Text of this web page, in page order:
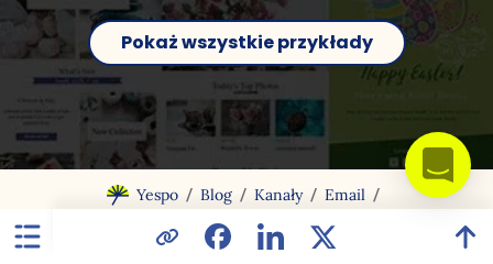
Pokaż wszystkie przykłady
Yespo / Blog / Kanały / Email /
treści i tematy wiadomości